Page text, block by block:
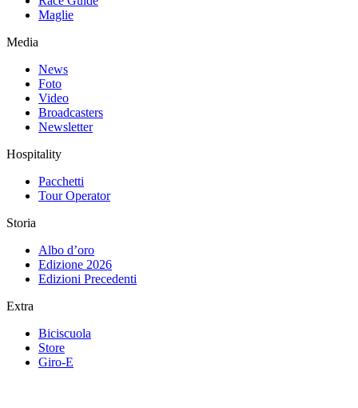
Maglie
Media
News
Foto
Video
Broadcasters
Newsletter
Hospitality
Pacchetti
Tour Operator
Storia
Albo d’oro
Edizione 2026
Edizioni Precedenti
Extra
Biciscuola
Store
Giro-E